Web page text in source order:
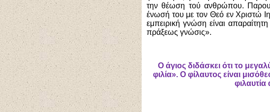
την θέωση τού ανθρώπου.
ένωσή του με τον Θεό εν Χριστώ
εμπειρική γνώση είναι
πράξεως γνώσις».
Ο άγιος διδάσκει ότι το
φιλία». Ο φίλαυτος είναι